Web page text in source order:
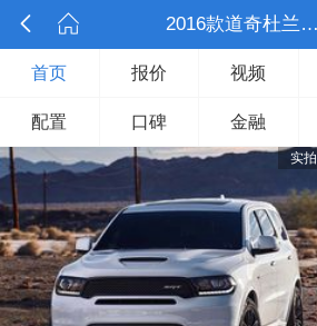
  2016款道奇杜兰戈(Durango)
首页 报价 视频
配置 口碑 金融
实拍